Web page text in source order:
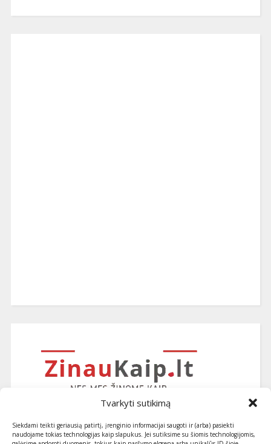
Tvarkyti sutikimą
Siekdami teikti geriausią patirtį, įrenginio informacijai saugoti ir (arba) pasiekti
naudojame tokias technologijas kaip slapukus. Jei sutiksime su šiomis technologijomis,